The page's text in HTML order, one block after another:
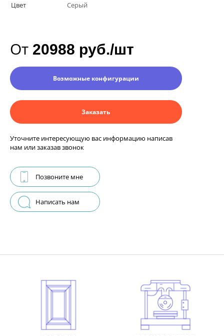
Цвет
Серый
От 20988 руб./шт
Возможные конфигурации
Заказать
Уточните интересующую вас информацию написав
нам или заказав звонок
Позвоните мне
Написать нам